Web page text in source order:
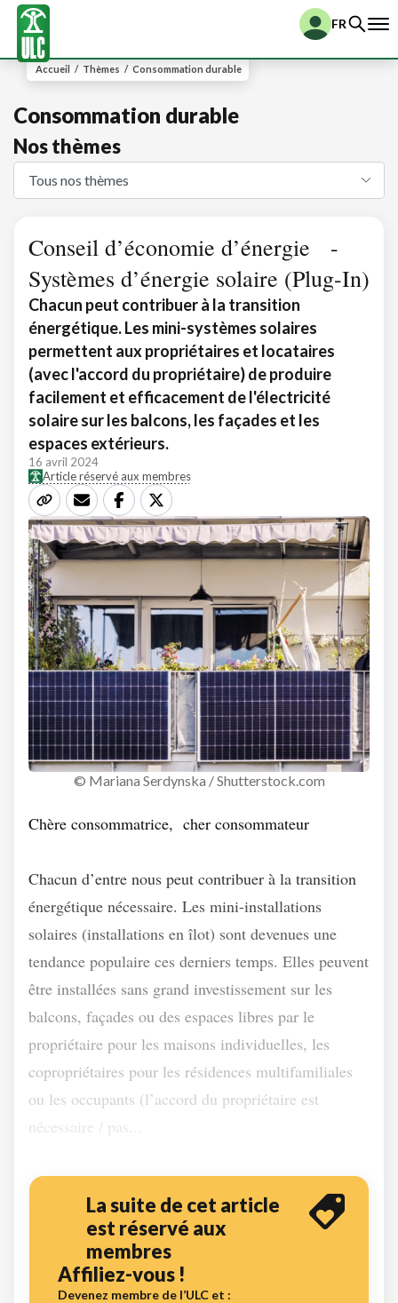
FR
Accueil / Thèmes / Consommation durable
Consommation durable
Nos thèmes
Conseil d’économie d’énergie -
Systèmes d’énergie solaire (Plug-In)
Chacun peut contribuer à la transition
énergétique. Les mini-systèmes solaires
permettent aux propriétaires et locataires
(avec l'accord du propriétaire) de produire
facilement et efficacement de l'électricité
solaire sur les balcons, les façades et les
espaces extérieurs.
16 avril 2024
Article réservé aux membres
© Mariana Serdynska / Shutterstock.com
Chère consommatrice, cher consommateur
Chacun d’entre nous peut contribuer à la transition
énergétique nécessaire. Les mini-installations
solaires (installations en îlot) sont devenues une
tendance populaire ces derniers temps. Elles peuvent
être installées sans grand investissement sur les
balcons, façades ou des espaces libres par le
propriétaire pour les maisons individuelles, les
copropriétaires pour les résidences multifamiliales
ou les occupants (l’accord du propriétaire est
nécessaire / pas...
La suite de cet article
est réservé aux
membres
Affiliez-vous !
Devenez membre de l’ULC et :